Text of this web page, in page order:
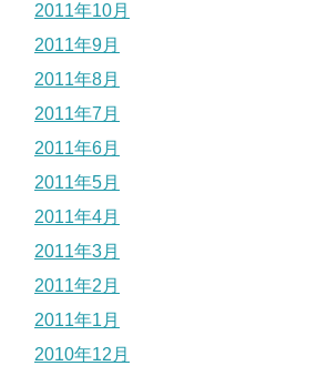
2011年10月
2011年9月
2011年8月
2011年7月
2011年6月
2011年5月
2011年4月
2011年3月
2011年2月
2011年1月
2010年12月